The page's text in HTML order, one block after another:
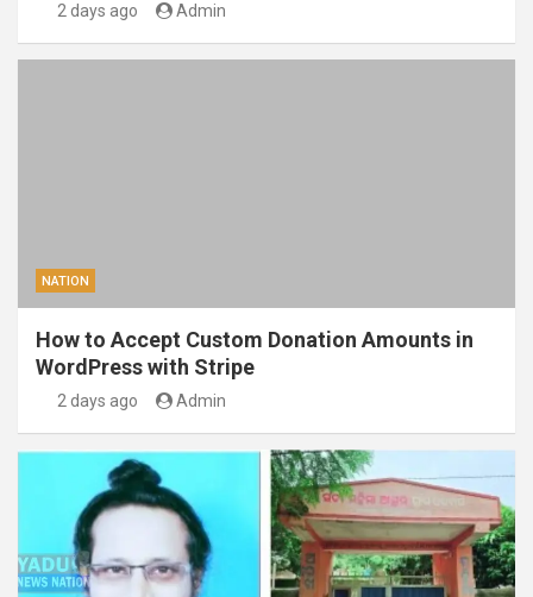
2 days ago Admin
NATION
How to Accept Custom Donation Amounts in
WordPress with Stripe
2 days ago Admin